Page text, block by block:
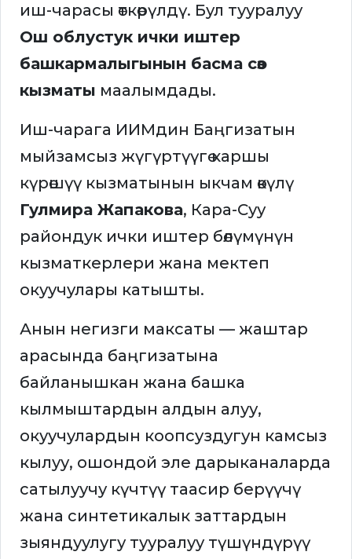
иш-чарасы өткөрүлдү. Бул тууралуу
Ош облустук ички иштер
башкармалыгынын басма сөз
кызматы маалымдады.
Иш-чарага ИИМдин Баңгизатын
мыйзамсыз жүгүртүүгө каршы
күрөшүү кызматынын ыкчам өкүлү
Гулмира Жапакова, Кара-Суу
райондук ички иштер бөлүмүнүн
кызматкерлери жана мектеп
окуучулары катышты.
Анын негизги максаты — жаштар
арасында баңгизатына
байланышкан жана башка
кылмыштардын алдын алуу,
окуучулардын коопсуздугун камсыз
кылуу, ошондой эле дарыканаларда
сатылуучу күчтүү таасир берүүчү
жана синтетикалык заттардын
зыяндуулугу тууралуу түшүндүрүү